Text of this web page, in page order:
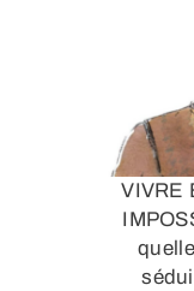
VIVRE